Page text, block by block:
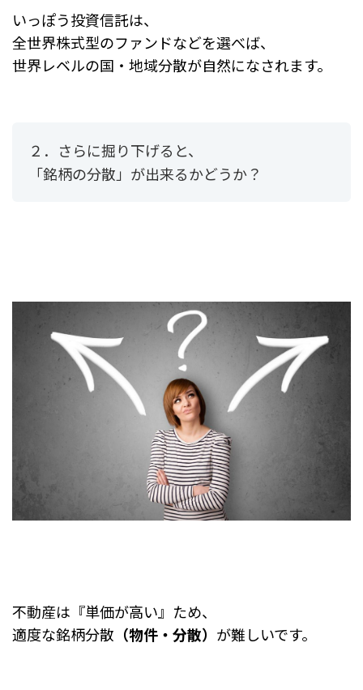
いっぽう投資信託は、
全世界株式型のファンドなどを選べば、
世界レベルの国・地域分散が自然になされます。
２．さらに掘り下げると、
「銘柄の分散」が出来るかどうか？
不動産は『単価が高い』ため、
適度な銘柄分散 （物件・分散） が難しいです。